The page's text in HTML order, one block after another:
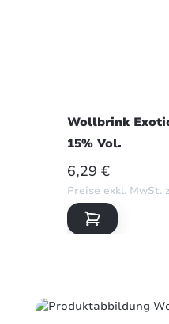
Wollbrink
15% Vol.
REGULÄRER
6,29 €
Preise exkl. MwSt.